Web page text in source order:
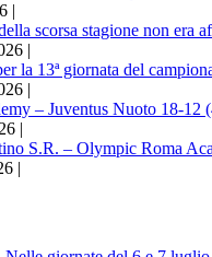
|
|
|
|
|